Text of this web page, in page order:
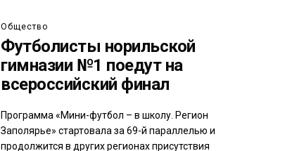
Общество
Футболисты норильской
гимназии №1 поедут на
всероссийский финал
Программа «Мини-футбол – в школу. Регион
Заполярье» стартовала за 69-й параллелью и
продолжится в других регионах присутствия